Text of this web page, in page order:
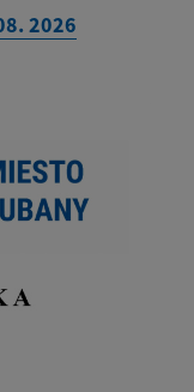
2026